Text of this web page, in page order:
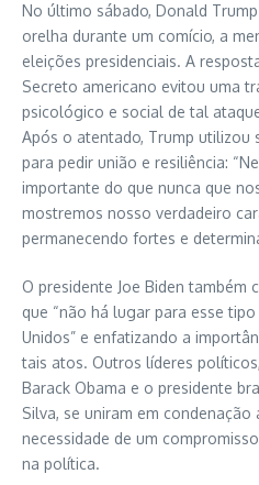
No último sábado, Donald
orelha durante um comício, a
eleições presidenciais. A
Secreto americano evitou uma
psicológico e social de tal
Após o atentado, Trump utilizou
para pedir união e resiliência:
importante do que nunca que
mostremos nosso verdadeiro
permanecendo fortes e
O presidente Joe Biden também
que “não há lugar para esse
Unidos” e enfatizando a
tais atos. Outros líderes
Barack Obama e o presidente
Silva, se uniram em
necessidade de um
na política.